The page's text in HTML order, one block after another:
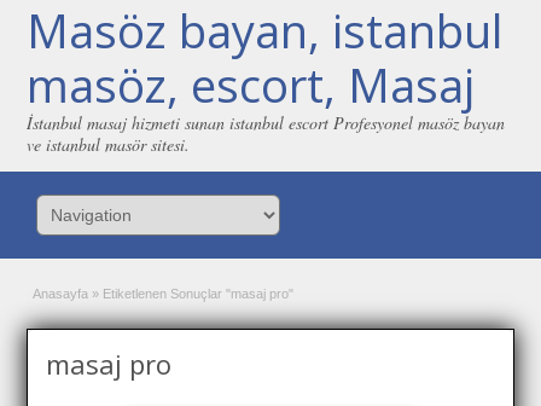
Masöz bayan, istanbul
masöz, escort, Masaj
İstanbul masaj hizmeti sunan istanbul escort Profesyonel masöz bayan
ve istanbul masör sitesi.
Anasayfa » Etiketlenen Sonuçlar "masaj pro"
masaj pro